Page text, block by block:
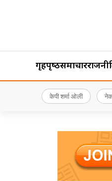
गृहपृष्‍ठसमाचार
केपी शर्मा ओली